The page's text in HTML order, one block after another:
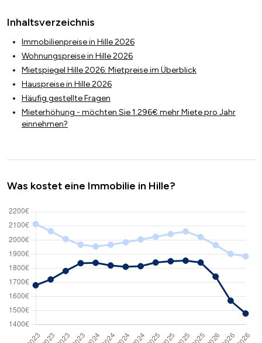
Inhaltsverzeichnis
Immobilienpreise in Hille 2026
Wohnungspreise in Hille 2026
Mietspiegel Hille 2026: Mietpreise im Überblick
Hauspreise in Hille 2026
Häufig gestellte Fragen
Mieterhöhung - möchten Sie 1.296€ mehr Miete pro Jahr
einnehmen?
Was kostet eine Immobilie in Hille?